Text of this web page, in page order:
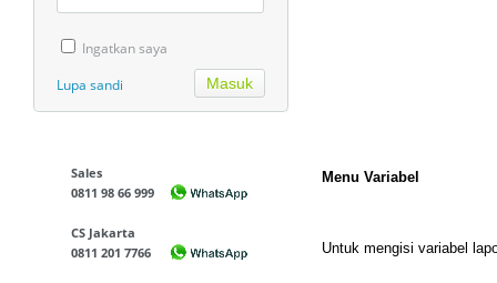
Ingatkan saya
Lupa sandi
Sales
0811 98 66 999
CS Jakarta
0811 201 7766
Menu Variabel
Untuk mengisi variabel